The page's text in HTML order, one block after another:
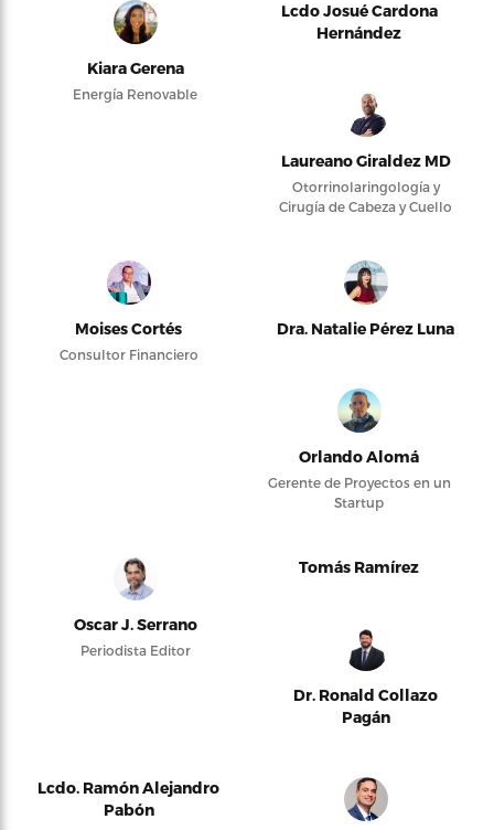
Kiara Gerena
Energía Renovable
Lcdo Josué Cardona
Hernández
Laureano Giraldez MD
Otorrinolaringología y
Cirugía de Cabeza y Cuello
Moises Cortés
Consultor Financiero
Dra. Natalie Pérez Luna
Orlando Alomá
Gerente de Proyectos en un
Startup
Oscar J. Serrano
Periodista Editor
Tomás Ramírez
Dr. Ronald Collazo
Pagán
Lcdo. Ramón Alejandro
Pabón